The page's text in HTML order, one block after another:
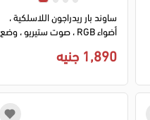
ساوند بار ريدراجون اللاسلكية ،
أضواء RGB ، صوت ستيريو ، وضع
1,890 جنيه